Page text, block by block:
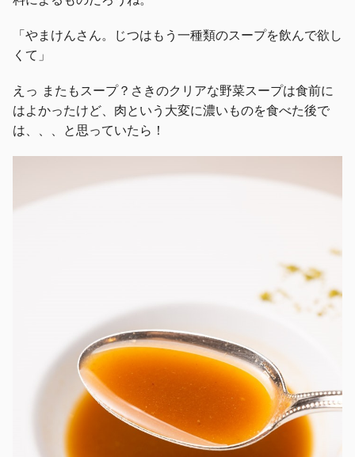
「やまけんさん。じつはもう一種類のスープを飲んで欲し
くて」
えっ またもスープ？さきのクリアな野菜スープは食前に
はよかったけど、肉という大変に濃いものを食べた後で
は、、、と思っていたら！